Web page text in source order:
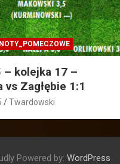
NOTY_POMECZOWE
– kolejka 17 –
vs Zagłębie 1:1
Twardowski
Powered by: WordPress